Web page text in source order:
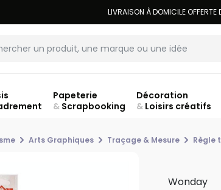
LIVRAISON À DOMICILE
Papeterie
&Scrapbooking
Décoration
&Loisirs créatifs
Arts Graphiques Traçage & Mesure Règle
Wonday